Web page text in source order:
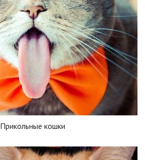
Прикольные кошки